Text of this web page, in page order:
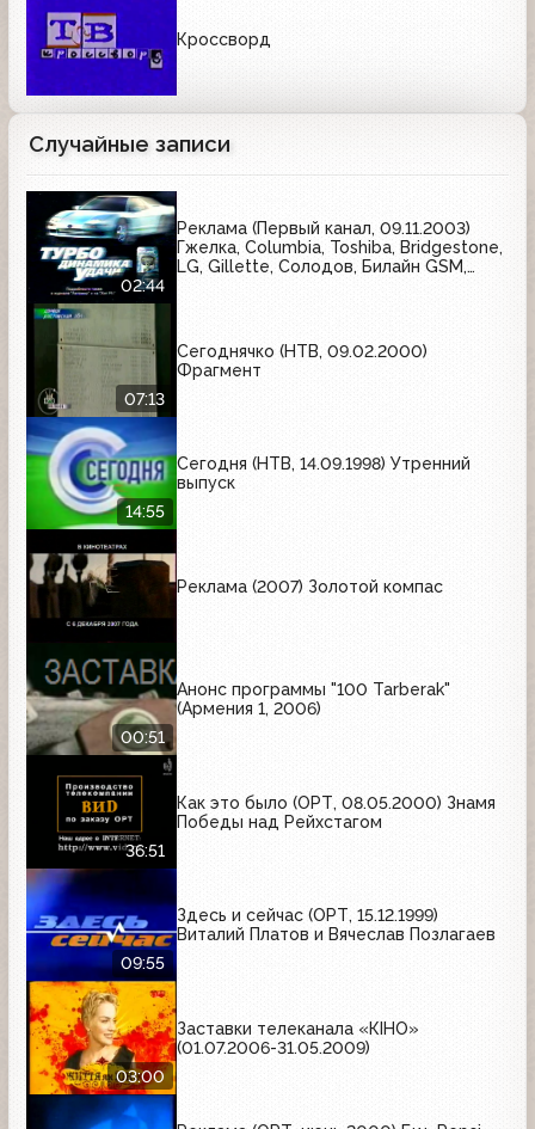
Кроссворд
Случайные записи
02:44
Реклама (Первый канал, 09.11.2003)
Гжелка, Columbia, Toshiba, Bridgestone,
LG, Gillette, Солодов, Билайн GSM,
07:13
Сегоднячко (НТВ, 09.02.2000)
Фрагмент
14:55
Сегодня (НТВ, 14.09.1998) Утренний
выпуск
Реклама (2007) Золотой компас
00:51
Анонс программы "100 Tarberak"
(Армения 1, 2006)
36:51
Как это было (ОРТ, 08.05.2000) Знамя
Победы над Рейхстагом
09:55
Здесь и сейчас (ОРТ, 15.12.1999)
Виталий Платов и Вячеслав Позлагаев
03:00
Заставки телеканала «КІНО»
(01.07.2006-31.05.2009)